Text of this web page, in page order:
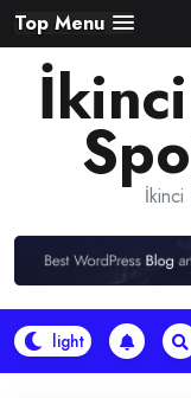
Skip
to
content
Top Menu